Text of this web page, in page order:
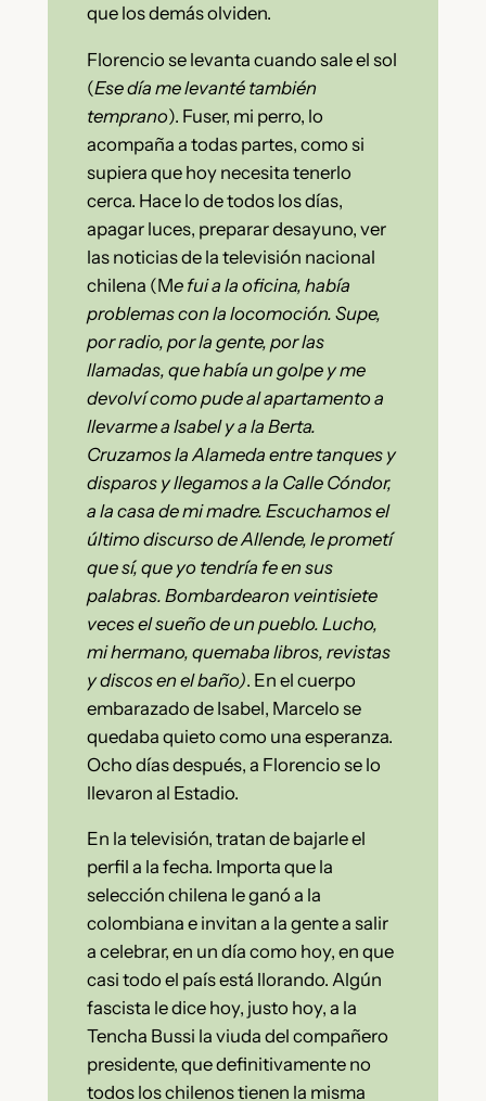
que los demás olviden.
Florencio se levanta cuando sale el sol
(Ese día me levanté también
temprano). Fuser, mi perro, lo
acompaña a todas partes, como si
supiera que hoy necesita tenerlo
cerca. Hace lo de todos los días,
apagar luces, preparar desayuno, ver
las noticias de la televisión nacional
chilena (Me fui a la oficina, había
problemas con la locomoción. Supe,
por radio, por la gente, por las
llamadas, que había un golpe y me
devolví como pude al apartamento a
llevarme a Isabel y a la Berta.
Cruzamos la Alameda entre tanques y
disparos y llegamos a la Calle Cóndor,
a la casa de mi madre. Escuchamos el
último discurso de Allende, le prometí
que sí, que yo tendría fe en sus
palabras. Bombardearon veintisiete
veces el sueño de un pueblo. Lucho,
mi hermano, quemaba libros, revistas
y discos en el baño). En el cuerpo
embarazado de Isabel, Marcelo se
quedaba quieto como una esperanza.
Ocho días después, a Florencio se lo
llevaron al Estadio.
En la televisión, tratan de bajarle el
perfil a la fecha. Importa que la
selección chilena le ganó a la
colombiana e invitan a la gente a salir
a celebrar, en un día como hoy, en que
casi todo el país está llorando. Algún
fascista le dice hoy, justo hoy, a la
Tencha Bussi la viuda del compañero
presidente, que definitivamente no
todos los chilenos tienen la misma